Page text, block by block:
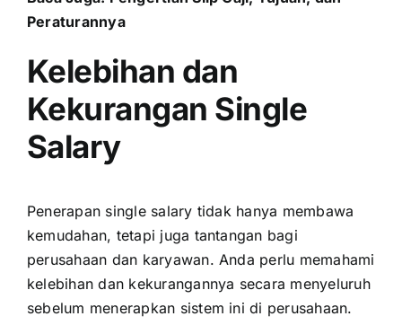
Peraturannya
Kelebihan dan
Kekurangan Single
Salary
Penerapan single salary tidak hanya membawa
kemudahan, tetapi juga tantangan bagi
perusahaan dan karyawan. Anda perlu memahami
kelebihan dan kekurangannya secara menyeluruh
sebelum menerapkan sistem ini di perusahaan.